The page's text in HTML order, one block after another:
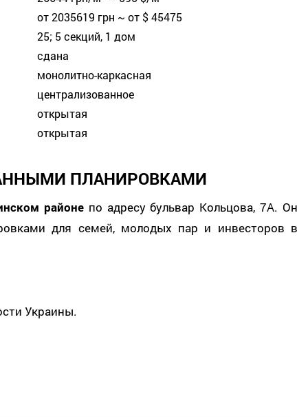
от 2035619 грн ~ от $ 45475
25; 5 секций, 1 дом
сдана
монолитно-каркасная
централизованное
открытая
открытая
ПЛАНИРОВКАМИ
районепо адресу бульвар Кольцова, 7А. Он
для семей, молодых пар и инвесторов в
Украины.